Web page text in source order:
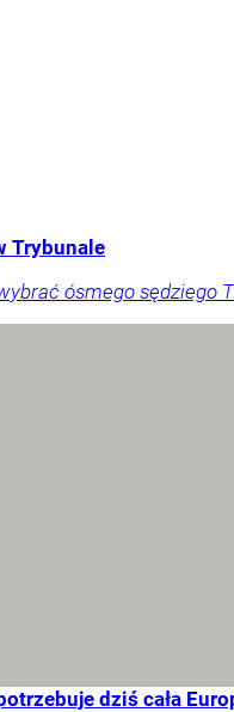
Trybunale
ósmego sędziego
dziś cała